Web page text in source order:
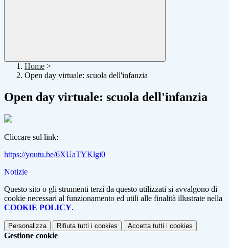
Home >
Open day virtuale: scuola dell'infanzia
Open day virtuale: scuola dell'infanzia
Cliccare sul link:
https://youtu.be/6XUaTYKlgi0
Notizie
Questo sito o gli strumenti terzi da questo utilizzati si avvalgono di
cookie necessari al funzionamento ed utili alle finalità illustrate nella
COOKIE POLICY.
Personalizza Rifiuta tutti i cookies Accetta tutti i cookies
Gestione cookie